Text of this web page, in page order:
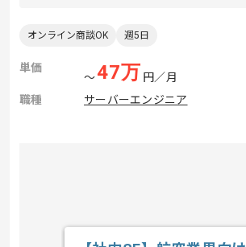
オンライン商談OK 週5日
単価
〜47万 円／月
職種
サーバーエンジニア